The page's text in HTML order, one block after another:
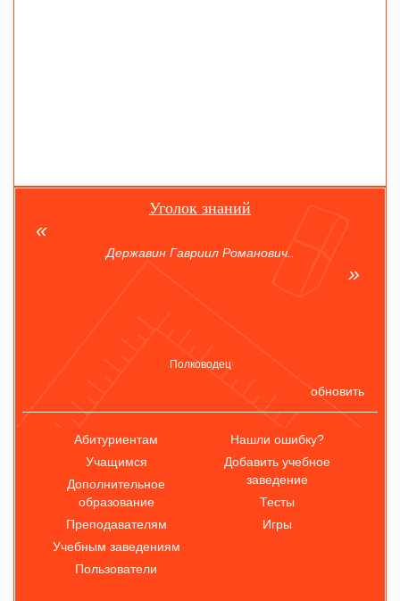
Уголок знаний
Державин Гавриил Романович..
Полководец
обновить
Абитуриентам
Учащимся
Дополнительное
образование
Преподавателям
Учебным заведениям
Пользователи
Нашли ошибку?
Добавить учебное
заведение
Тесты
Игры